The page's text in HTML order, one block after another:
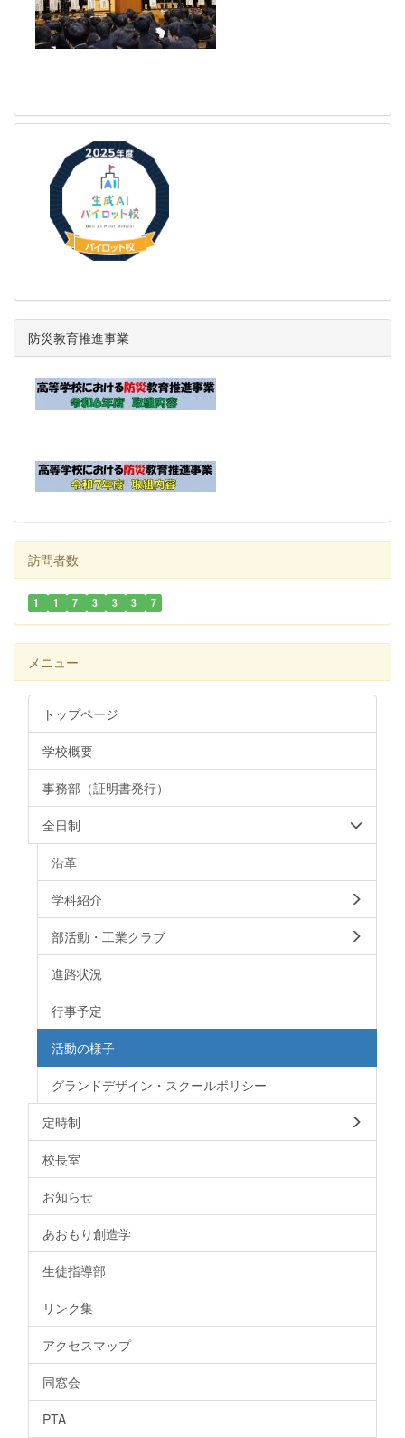
防災教育推進事業
訪問者数
1 1 7 3 3 3 7
メニュー
トップページ
学校概要
事務部（証明書発行）
全日制
沿革
学科紹介
部活動・工業クラブ
進路状況
行事予定
活動の様子
グランドデザイン・スクールポリシー
定時制
校長室
お知らせ
あおもり創造学
生徒指導部
リンク集
アクセスマップ
同窓会
PTA